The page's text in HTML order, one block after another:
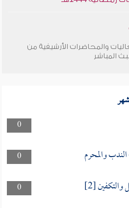
والمحاضرات الأرشيفية من
المباشر
0
0
والمحرم
0
[2]